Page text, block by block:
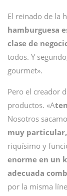
El reinado de la
hamburguesa
clase de
todos. Y
gourmet».
Pero el creador
productos. «A
Nosotros
muy particular,
riquísimo y
enorme en un
adecuada
por la misma